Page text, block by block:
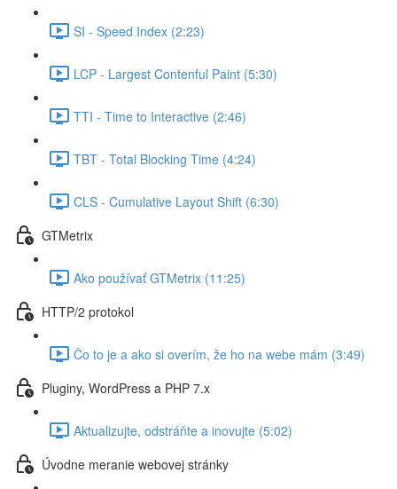
SI - Speed Index (2:23)
LCP - Largest Contenful Paint (5:30)
TTI - Time to Interactive (2:46)
TBT - Total Blocking Time (4:24)
CLS - Cumulative Layout Shift (6:30)
GTMetrix
Ako používať GTMetrix (11:25)
HTTP/2 protokol
Čo to je a ako si overím, že ho na webe mám (3:49)
Pluginy, WordPress a PHP 7.x
Aktualizujte, odstráňte a inovujte (5:02)
Úvodne meranie webovej stránky